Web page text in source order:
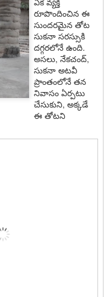
రూపొందించిన ఈ
సుంద‌రమైన తోట
సుక‌నా స‌ర‌స్సుకి
ద‌గ్గ‌ర‌లోనే ఉంది.
అస‌లు, నేక‌చంద్,
సుక‌నా అటవీ
ప్రాంతంలోనే త‌న‌
నివాసం ఏర్ప‌టు
చేసుకుని, అక్క‌డే
ఈ తోట‌ని